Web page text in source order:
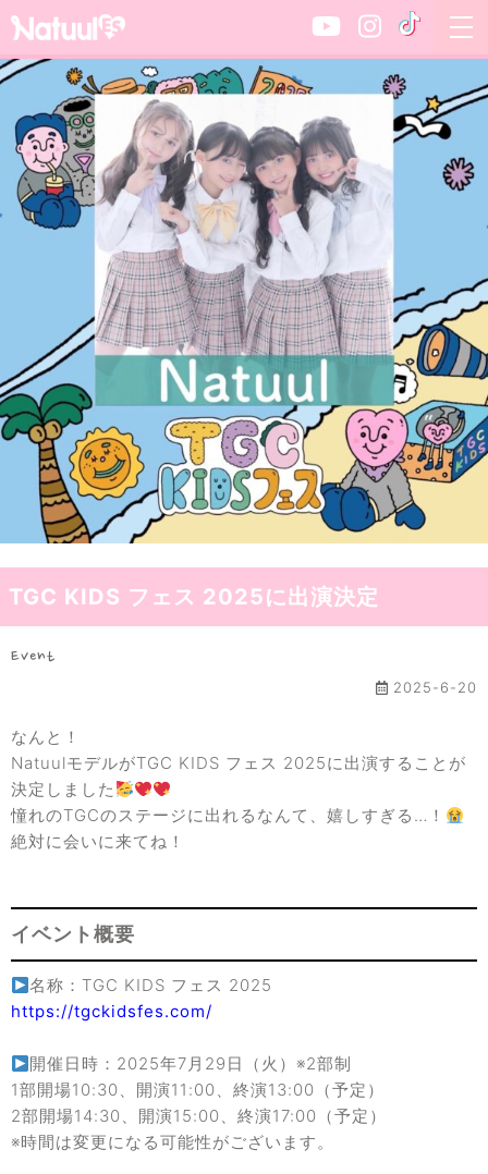
TGC KIDS フェス 2025に出演決定
Event
2025-6-20
なんと！
NatuulモデルがTGC KIDS フェス 2025に出演することが
決定しました
憧れのTGCのステージに出れるなんて、嬉しすぎる…！
絶対に会いに来てね！
イベント概要
名称：TGC KIDS フェス 2025
https://tgckidsfes.com/
開催日時：2025年7月29日（火）※2部制
1部開場10:30、開演11:00、終演13:00（予定）
2部開場14:30、開演15:00、終演17:00（予定）
※時間は変更になる可能性がございます。